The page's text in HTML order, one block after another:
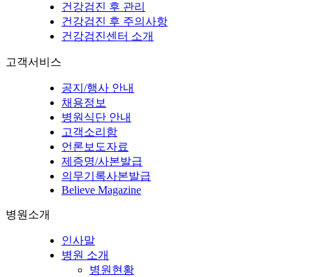
건강검진 후 관리
건강검진 후 주의사항
건강검진센터 소개
고객서비스
공지/행사 안내
채용정보
병원식단 안내
고객소리함
언론보도자료
제증명/사본발급
의무기록사본발급
Believe Magazine
병원소개
인사말
병원 소개
병원현황